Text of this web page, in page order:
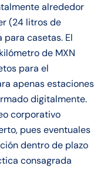
alrededor
(24 litros de
para casetas. El
de MXN
para el
apenas estaciones
digitalmente.
corporativo
pues eventuales
dentro de plazo
consagrada